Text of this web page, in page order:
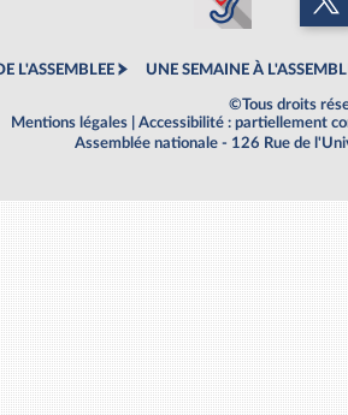
L'ASSEMBLEE UNE SEMAINE À
©Tous droits
Mentions légales
Accessibilité : partiellement
Assemblée nationale - 126 Rue de